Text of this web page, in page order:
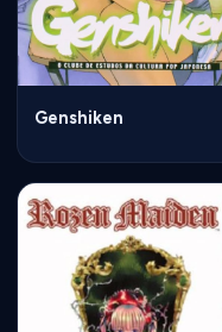
Genshiken